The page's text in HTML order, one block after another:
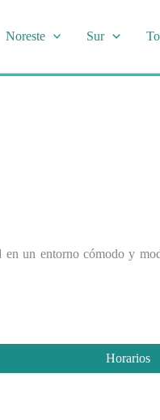
Noreste Sur
un entorno cómodo y
Horarios